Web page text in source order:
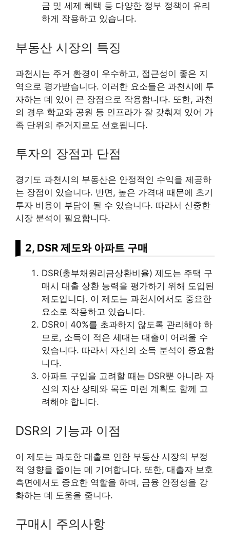
금 및 세제 혜택 등 다양한 정부 정책이 유리
하게 작용하고 있습니다.
부동산 시장의 특징
과천시는 주거 환경이 우수하고, 접근성이 좋은 지
역으로 평가받습니다. 이러한 요소들은 과천시에 투
자하는 데 있어 큰 장점으로 작용합니다. 또한, 과천
의 경우 학교와 공원 등 인프라가 잘 갖춰져 있어 가
족 단위의 주거지로도 선호됩니다.
투자의 장점과 단점
경기도 과천시의 부동산은 안정적인 수익을 제공하
는 장점이 있습니다. 반면, 높은 가격대 때문에 초기
투자 비용이 부담이 될 수 있습니다. 따라서 신중한
시장 분석이 필요합니다.
2, DSR 제도와 아파트 구매
DSR(총부채원리금상환비율) 제도는 주택 구
매시 대출 상환 능력을 평가하기 위해 도입된
제도입니다. 이 제도는 과천시에서도 중요한
요소로 작용하고 있습니다.
DSR이 40%를 초과하지 않도록 관리해야 하
므로, 소득이 적은 세대는 대출이 어려울 수
있습니다. 따라서 자신의 소득 분석이 중요합
니다.
아파트 구입을 고려할 때는 DSR뿐 아니라 자
신의 자산 상태와 목돈 마련 계획도 함께 고
려해야 합니다.
DSR의 기능과 이점
이 제도는 과도한 대출로 인한 부동산 시장의 부정
적 영향을 줄이는 데 기여합니다. 또한, 대출자 보호
측면에서도 중요한 역할을 하며, 금융 안정성을 강
화하는 데 도움을 줍니다.
구매시 주의사항